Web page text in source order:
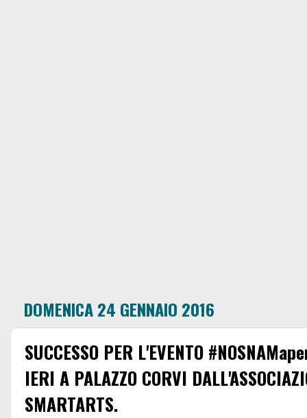
DOMENICA 24 GENNAIO 2016
SUCCESSO PER L'EVENTO
IERI A PALAZZO CORVI
SMARTARTS.